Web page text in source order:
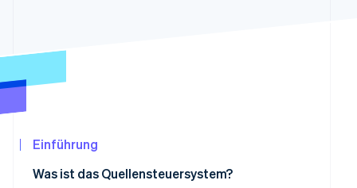
Einführung
Was ist das Quellensteuersystem?